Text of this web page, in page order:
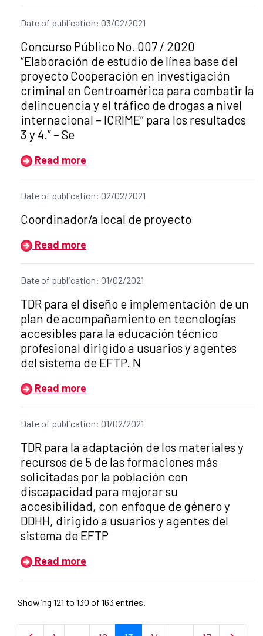
Date of publication: 03/02/2021
Title of the announcement:
Concurso Público No. 007 / 2020
“Elaboración de estudio de línea base del
proyecto Cooperación en investigación
criminal en Centroamérica para combatir la
delincuencia y el tráfico de drogas a nivel
internacional – ICRIME” para los resultados
3 y 4.” – Se
Read more
Date of publication: 02/02/2021
Title of the announcement:
Coordinador/a local de proyecto
Read more
Date of publication: 01/02/2021
Title of the announcement:
TDR para el diseño e implementación de un
plan de acompañamiento en tecnologías
accesibles para la educación técnico
profesional dirigido a usuarios y agentes
del sistema de EFTP. N
Read more
Date of publication: 01/02/2021
Title of the announcement:
TDR para la adaptación de los materiales y
recursos de 5 de las formaciones más
solicitadas por la población con
discapacidad para mejorar su
accesibilidad, con enfoque de género y
DDHH, dirigido a usuarios y agentes del
sistema de EFTP
Read more
Showing 121 to 130 of 163 entries.